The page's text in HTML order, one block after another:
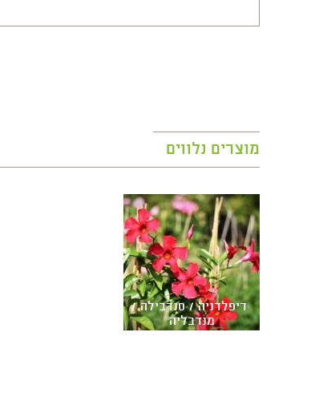
מוצרים נלווים
דיפלדניה / סנדבילה /
מנדבליה